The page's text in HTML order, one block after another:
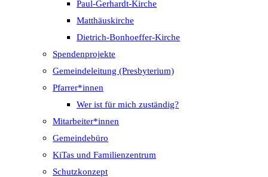
Paul-Gerhardt-Kirche
Matthäuskirche
Dietrich-Bonhoeffer-Kirche
Spendenprojekte
Gemeindeleitung (Presbyterium)
Pfarrer*innen
Wer ist für mich zuständig?
Mitarbeiter*innen
Gemeindebüro
KiTas und Familienzentrum
Schutzkonzept